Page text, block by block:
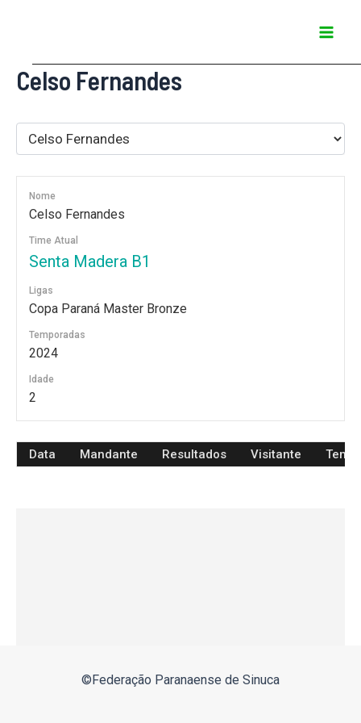
conteúdo
Celso Fernandes
Nome
Celso Fernandes
Time Atual
Senta Madera B1
Ligas
Copa Paraná Master Bronze
Temporadas
2024
Idade
2
Data Mandante Resultados Visitante
©Federação Paranaense de Sinuca